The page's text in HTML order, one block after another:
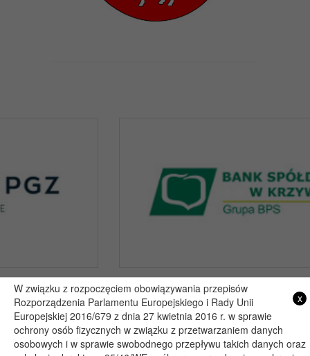
Copyright 2019@ - Muzeum Henryka Sienkiewicza w Woli Okrzejskiej
Projekt i wykonanie: itlu.pl
x
W związku z rozpoczęciem obowiązywania przepisów
Rozporządzenia Parlamentu Europejskiego i Rady Unii
Europejskiej 2016/679 z dnia 27 kwietnia 2016 r. w sprawie
ochrony osób fizycznych w związku z przetwarzaniem danych
osobowych i w sprawie swobodnego przepływu takich danych oraz